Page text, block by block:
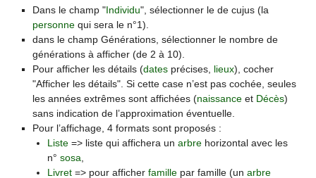
Dans le champ "Individu", sélectionner le de cujus (la
personnequi sera le n°1).
dans le champ Générations, sélectionner le nombre de
générations à afficher (de 2 à 10).
Pour afficher les détails (datesprécises, lieux), cocher
"Afficher les détails". Si cette case n’est pas cochée, seules
les années extrêmes sont affichées (naissanceet Décès)
sans indication de l’approximation éventuelle.
Pour l’affichage, 4 formats sont proposés :
Liste => liste qui affichera unarbre horizontal avec les
n°sosa
Livret => pour afficherfamille par famille (unarbre